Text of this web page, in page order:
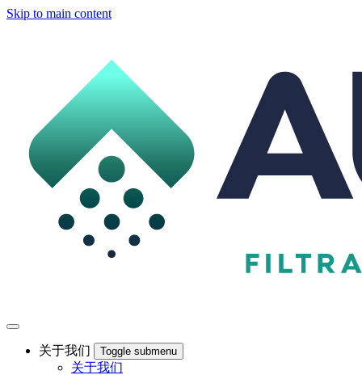
Skip to main content
关于我们 Toggle submenu
关于我们